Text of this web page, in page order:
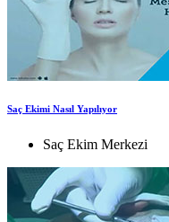
Saç Ekimi Nasıl Yapılıyor
Saç Ekim Merkezi